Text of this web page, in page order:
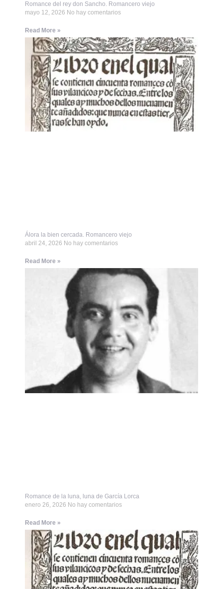
Romance del rey don Sancho. Romancero viejo
mayo 12, 2026 No hay comentarios
Read More »
Álora la bien cercada. Romancero viejo
abril 24, 2026 No hay comentarios
Read More »
Romance de la luna, luna de García Lorca
enero 26, 2026 No hay comentarios
Read More »